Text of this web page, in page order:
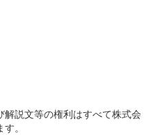
解説文等の権利はすべて株式会
。